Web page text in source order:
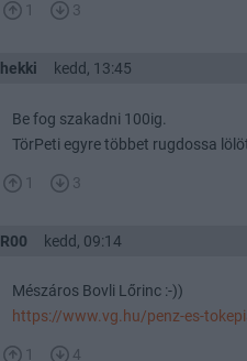
1 3
hekki kedd, 13:45
Be fog szakadni 100ig.
TörPeti egyre többet rugdossa
1 3
R00 kedd, 09:14
Mészáros Bovli Lőrinc :-))
https://www.vg.hu/penz-es-
1 4